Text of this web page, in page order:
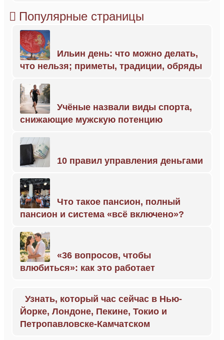
Популярные страницы
Ильин день: что можно делать,
что нельзя; приметы, традиции, обряды
Учёные назвали виды спорта,
снижающие мужскую потенцию
10 правил управления деньгами
Что такое пансион, полный
пансион и система «всё включено»?
«36 вопросов, чтобы
влюбиться»: как это работает
Узнать, который час сейчас в Нью-
Йорке, Лондоне, Пекине, Токио и
Петропавловске-Камчатском